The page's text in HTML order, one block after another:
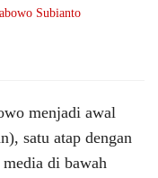
Subianto
menjadi awal
satu atap dengan
di bawah